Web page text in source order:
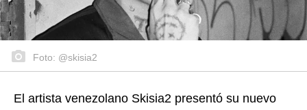
Foto: @skisia2
El artista venezolano Skisia2 presentó su nuevo